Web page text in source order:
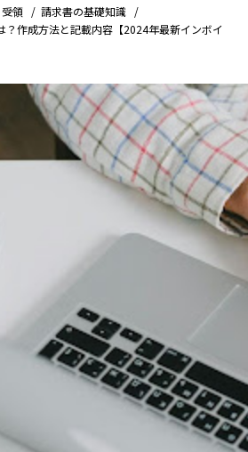
領
請求書の基礎知識
？作成方法と記載内容【2024年最新インボイ